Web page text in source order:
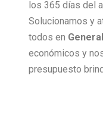
los 365 días del
Solucionamos y
todos en
económicos y
presupuesto